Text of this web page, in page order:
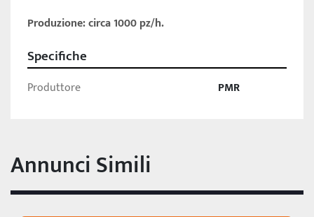
Produzione: circa 1000 pz/h.
Specifiche
Produttore PMR
Annunci Simili